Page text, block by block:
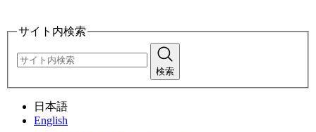
サイト内検索
検索
日本語
English